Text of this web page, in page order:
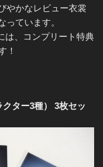
やかなレビュー衣裳
っています。
は、コンプリート特典
！
ター3種） 3枚セッ